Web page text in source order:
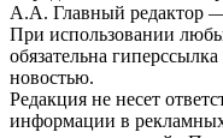
А.А. Главный редактор
При использовании
обязательна гиперссылка
новостью.
Редакция не несет
информации в